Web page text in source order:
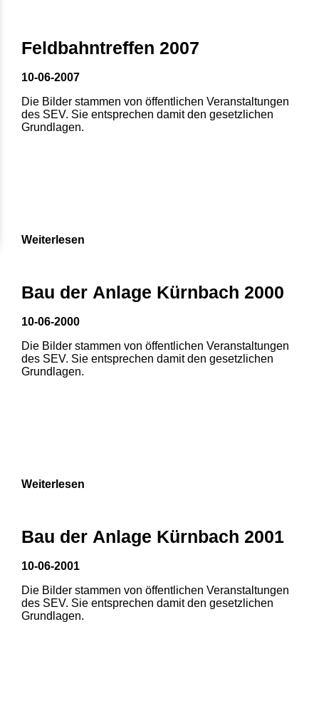
Feldbahntreffen 2007
10-06-2007
Die Bilder stammen von öffentlichen Veranstaltungen
des SEV. Sie entsprechen damit den gesetzlichen
Grundlagen.
Weiterlesen
Bau der Anlage Kürnbach 2000
10-06-2000
Die Bilder stammen von öffentlichen Veranstaltungen
des SEV. Sie entsprechen damit den gesetzlichen
Grundlagen.
Weiterlesen
Bau der Anlage Kürnbach 2001
10-06-2001
Die Bilder stammen von öffentlichen Veranstaltungen
des SEV. Sie entsprechen damit den gesetzlichen
Grundlagen.